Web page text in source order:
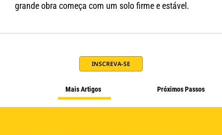
grande obra começa com um solo firme e estável.
INSCREVA-SE
Mais Artigos Próximos Passos